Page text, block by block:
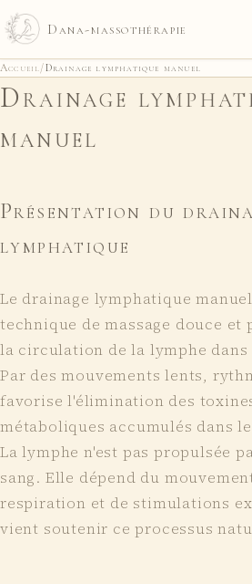
Dana-massothérapie
Accueil/Drainage lymphatique manuel
Drainage
manuel
Présentation du
lymphatique
Le drainage lymphatique
technique de massage douce et
la circulation de la lymphe dans
Par des mouvements lents,
favorise l'élimination des
métaboliques accumulés dans
La lymphe n'est pas propulsée
sang. Elle dépend du
respiration et de stimulations
vient soutenir ce processus